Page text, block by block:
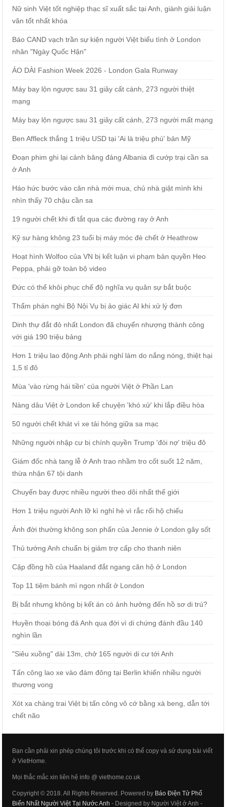
Nữ sinh Việt tốt nghiệp thạc sĩ xuất sắc tại Anh, giành giải luận
văn tốt nhất khóa
Báo CAND vạch trần sự kiện người Việt biểu tình ở London
nhân "Ngày Quốc Hận"
ÁO DÀI Fashion Week 2026 - London Gala Runway
Máy bay lộn ngược sau 31 giây cất cánh, 273 người thiệt
mạng
Máy bay lộn ngược sau 31 giây cất cánh, 273 người mất mạng
Ben Affleck thắng 1 triệu USD tại 'Ai là triệu phú' bản Mỹ
Đoạn phim ghi lại cảnh băng đảng Albania đi cướp trại cần sa
ở Anh
Háo hức bước vào căn nhà mới mua, chủ nhà giật mình khi
nhìn thấy 70 chậu cần sa
19 người chết khi đi tắt qua các đường ray ở Anh
Kỹ sư hàng không 23 tuổi bị máy móc đè chết ở Heathrow
Hoạt hình Wolfoo của VN bị kết luận vi phạm bản quyền Heo
Peppa, phải gỡ toàn bộ video
Đức có thể khôi phục chế độ nghĩa vụ quân sự bắt buộc
Thẩm phán nghi Bộ Nội Vụ bị ảo giác AI khi xử lý đơn
Dinh thự đắt đỏ nhất London đã chuyển nhượng thành công
với giá 190 triệu bảng
Hơn 1 triệu lao động Anh phải nghỉ làm do nắng nóng, thiệt hại
1,5 tỉ đô
Mùa 'vào rừng hái tiền' của người Việt ở Phần Lan
Nàng dâu Việt ở London kể chuyện 'khó xử' khi lắp điều hòa
50 người chết khát vì xe tải hỏng giữa sa mạc
Những người nhập cư bị chính quyền Trump 'đòi nợ' triệu đô
Giám đốc nhà tang lễ ở Anh trao nhầm tro cốt suốt 12 năm,
thừa nhận 67 tội danh
Chuyến bay được nhiều người theo dõi nhất thế giới
Hơn 1 triệu người Anh lỡ kì nghỉ hè vì rắc rối hộ chiếu
Ảnh đời thường không son phấn của Jennie ở London gây sốt
Thủ tướng Anh chuẩn bị giảm trợ cấp cho thanh niên
Cặp đồng hồ của Haaland đắt ngang căn hộ ở London
Top 11 tiệm bánh mì ngon nhất ở London
Bị bắt nhưng không bị kết án có ảnh hưởng đến hồ sơ di trú?
Huyền thoại bóng đá Anh qua đời vì di chứng đánh đầu 140
nghìn lần
"Siêu xuồng" dài 13m, chở 165 người di cư tới Anh
Tấn công lao xe vào đám đông tại Berlin khiến nhiều người
thương vong
Xót xa chàng trai Việt bị tấn công vô cớ bằng xà beng, dẫn tới
chết não
Bạn cần phải xin phép chúng tôi trước khi có thể copy và sử dụng bài viết
ở VietHome.
Mọi thắc mắc xin liên hệ info @ viethome.co.uk
Copyright © 2018. All Rights Reserved. Powered by Báo Điện Tử Phổ
Biến Nhất Người Việt Tại Nước Anh - Designed by Người Việt ở Anh -